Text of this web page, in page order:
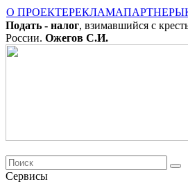
О ПРОЕКТЕРЕКЛАМАПАРТНЕРЫ
Подать - налог, взимавшийся с
России. Ожегов С.И.
Сервисы